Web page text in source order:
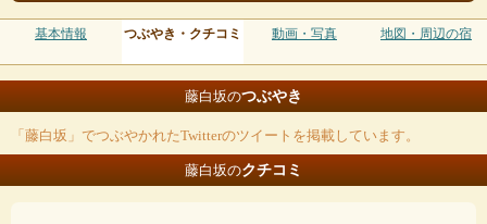
基本情報 つぶやき・クチコミ 動画・写真 地図・周辺の宿
藤白坂のつぶやき
「藤白坂」でつぶやかれたTwitterのツイートを掲載しています。
藤白坂のクチコミ